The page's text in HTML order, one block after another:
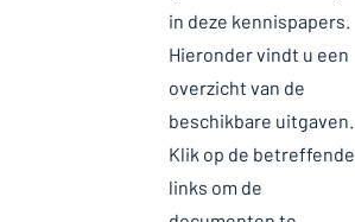
in deze kennispapers.
Hieronder vindt u een
overzicht van de
beschikbare uitgaven.
Klik op de betreffende
links om de